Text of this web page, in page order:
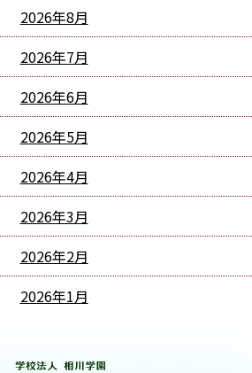
2026年8月
2026年7月
2026年6月
2026年5月
2026年4月
2026年3月
2026年2月
2026年1月